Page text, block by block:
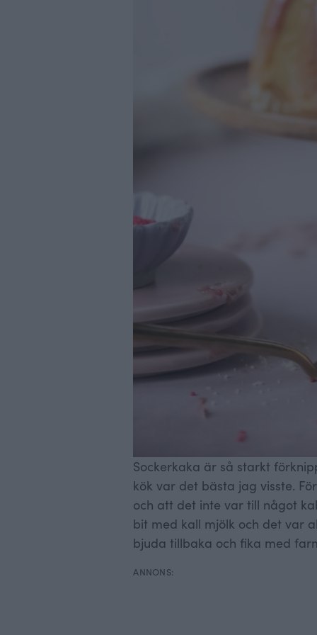
Sockerkaka är så starkt
kök var det bästa jag visste.
och att det inte var till något
bit med kall mjölk och det var
bjuda tillbaka och fika med